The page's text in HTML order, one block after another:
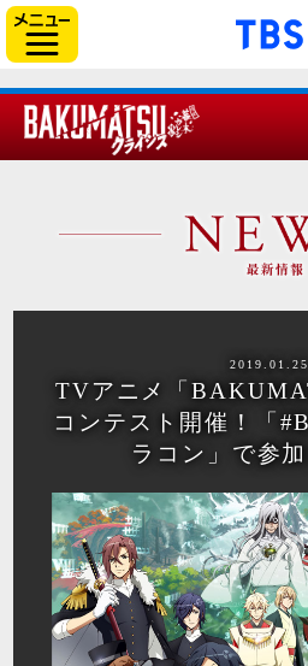
2019.01.25
TVアニメ「
コンテスト開催！「
ラコン」で参加